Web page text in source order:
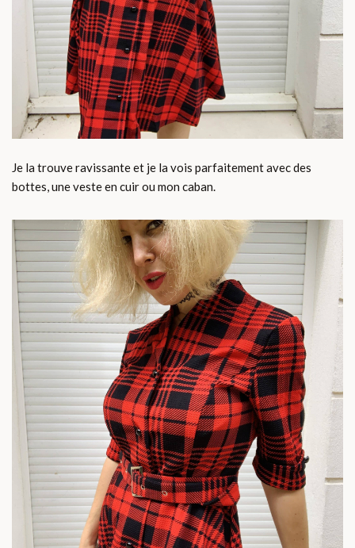
Je la trouve ravissante et je la vois parfaitement avec des
bottes, une veste en cuir ou mon caban.